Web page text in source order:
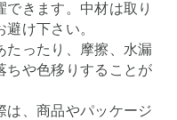
きます。中材は取り
け下さい。
ったり、摩擦、水漏
ちや色移りすることが
、商品やパッケージ